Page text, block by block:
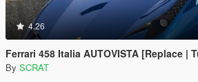
4.26
Ferrari 458 Italia AUTOVISTA [Replace |
By SCRAT